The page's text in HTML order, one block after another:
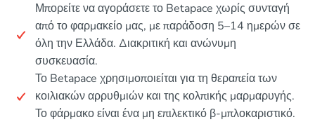
Μπορείτε να αγοράσετε το Betapace χωρίς συνταγή
από το φαρμακείο μας, με παράδοση 5–14 ημερών σε
όλη την Ελλάδα. Διακριτική και ανώνυμη
συσκευασία.
Το Betapace χρησιμοποιείται για τη θεραπεία των
κοιλιακών αρρυθμιών και της κολπικής μαρμαρυγής.
Το φάρμακο είναι ένα μη επιλεκτικό β-μπλοκαριστικό.